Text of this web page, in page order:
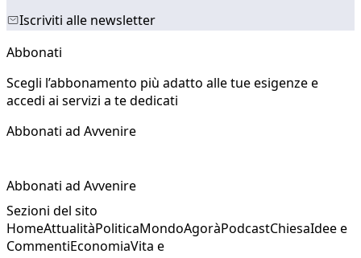
Iscriviti alle newsletter
Abbonati
Scegli l’abbonamento più adatto alle tue esigenze e
accedi ai servizi a te dedicati
Abbonati ad Avvenire
Abbonati ad Avvenire
Sezioni del sito
HomeAttualitàPoliticaMondoAgoràPodcastChiesaIdee e
CommentiEconomiaVita e